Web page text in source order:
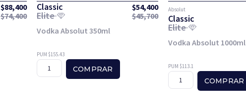
$88,400
$74,400
Classic $54,400
Elite $45,700
Vodka Absolut 350ml
PUM $155.43
COMPRAR
Absolut
Classic
Elite
Vodka Absolut 1000ml
PUM $113.1
COMPRAR